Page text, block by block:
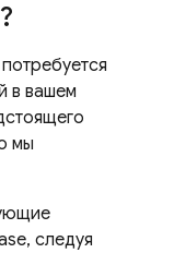
в вашем
мы
следуя